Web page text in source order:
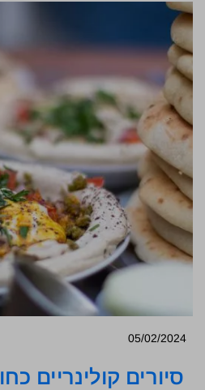
05/02/2024
סיורים קולינריים